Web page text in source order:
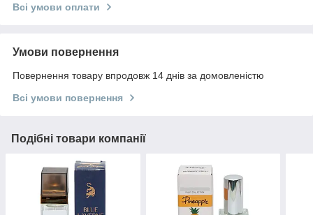
Всі умови оплати
Умови повернення
Повернення товару впродовж 14 днів за домовленістю
Всі умови повернення
Подібні товари компанії